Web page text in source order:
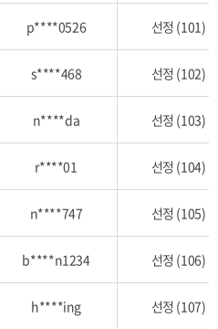
p****0526 선정 (101)
s****468 선정 (102)
n****da 선정 (103)
r****01 선정 (104)
n****747 선정 (105)
b****n1234 선정 (106)
h****ing 선정 (107)